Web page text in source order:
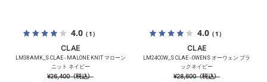
4.0（1）
CLAE
LM38AMK_S CLAE - MALONE KNIT マローン
ニット ネイビー
¥26,400（税込）
4.0（1）
CLAE
LM24COW_S CLAE - OWENS オーウェン ブラ
ックネイビー
¥28,600（税込）